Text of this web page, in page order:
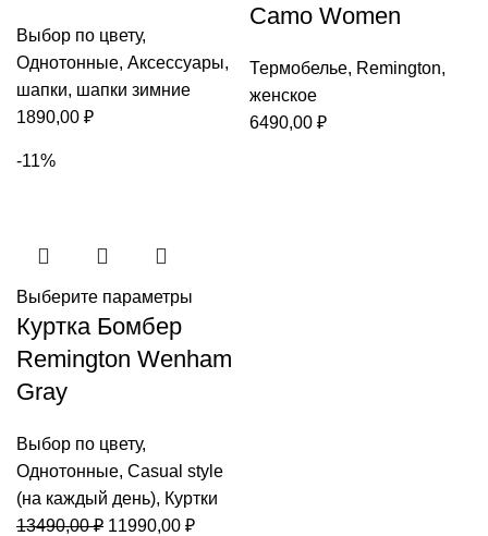
Выбор по цвету,
Однотонные, Аксессуары,
шапки, шапки зимние
1890,00 ₽
Camo Women
Термобелье, Remington,
женское
6490,00 ₽
-11%
Выберите параметры
Куртка Бомбер
Remington Wenham
Gray
Выбор по цвету,
Однотонные, Casual style
(на каждый день), Куртки
13490,00₽ Первоначальная
11990,00 ₽Текущая